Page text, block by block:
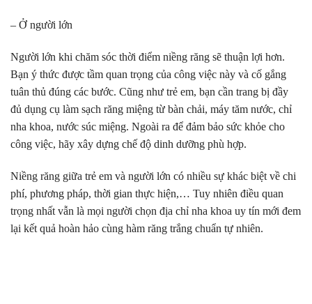
– Ở người lớn
Người lớn khi chăm sóc thời điểm niềng răng sẽ thuận lợi hơn.
Bạn ý thức được tầm quan trọng của công việc này và cố gắng
tuân thủ đúng các bước. Cũng như trẻ em, bạn cần trang bị đầy
đủ dụng cụ làm sạch răng miệng từ bàn chải, máy tăm nước, chỉ
nha khoa, nước súc miệng. Ngoài ra để đảm bảo sức khỏe cho
công việc, hãy xây dựng chế độ dinh dưỡng phù hợp.
Niềng răng giữa trẻ em và người lớn có nhiều sự khác biệt về chi
phí, phương pháp, thời gian thực hiện,… Tuy nhiên điều quan
trọng nhất vẫn là mọi người chọn địa chỉ nha khoa uy tín mới đem
lại kết quả hoàn hảo cùng hàm răng trắng chuẩn tự nhiên.